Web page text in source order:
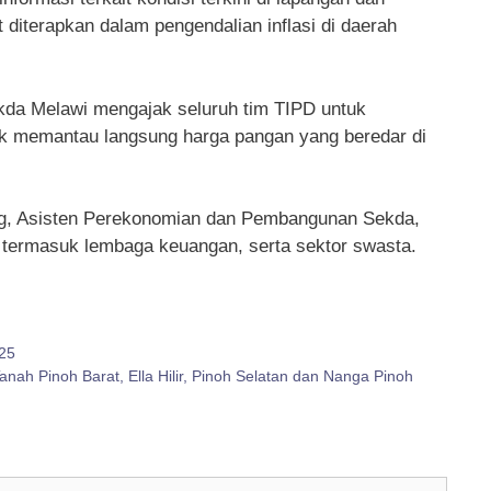
dalam pengendalian inflasi di daerah
Melawi mengajak seluruh tim TIPD untuk
langsung harga pangan yang beredar di
Asisten Perekonomian dan Pembangunan Sekda,
lembaga keuangan, serta sektor swasta.
Pinoh Barat, Ella Hilir, Pinoh Selatan dan Nanga Pinoh